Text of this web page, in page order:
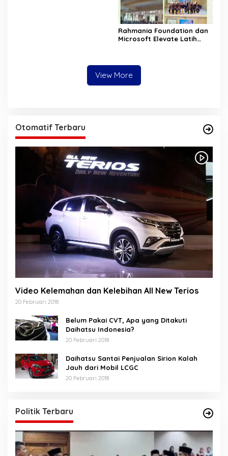
Rahmania Foundation dan
Microsoft Elevate Latih
View More
Otomatif Terbaru
Video Kelemahan dan Kelebihan All New Terios
20 Februari 2018
Belum Pakai CVT, Apa yang Ditakuti
Daihatsu Indonesia?
20 Februari 2018
Daihatsu Santai Penjualan Sirion Kalah
Jauh dari Mobil LCGC
20 Februari 2018
Politik Terbaru